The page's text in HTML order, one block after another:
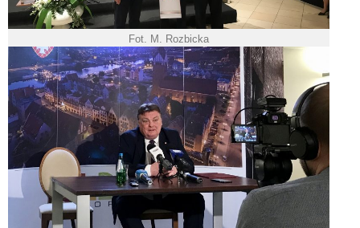
Fot. M. Rozbicka